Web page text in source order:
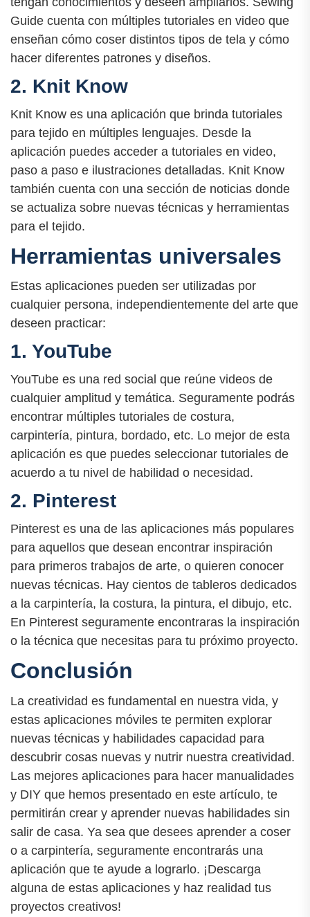
Guide cuenta con múltiples tutoriales en video que
enseñan cómo coser distintos tipos de tela y cómo
hacer diferentes patrones y diseños.
2. Knit Know
Knit Know es una aplicación que brinda tutoriales
para tejido en múltiples lenguajes. Desde la
aplicación puedes acceder a tutoriales en video,
paso a paso e ilustraciones detalladas. Knit Know
también cuenta con una sección de noticias donde
se actualiza sobre nuevas técnicas y herramientas
para el tejido.
Herramientas universales
Estas aplicaciones pueden ser utilizadas por
cualquier persona, independientemente del arte que
deseen practicar:
1. YouTube
YouTube es una red social que reúne videos de
cualquier amplitud y temática. Seguramente podrás
encontrar múltiples tutoriales de costura,
carpintería, pintura, bordado, etc. Lo mejor de esta
aplicación es que puedes seleccionar tutoriales de
acuerdo a tu nivel de habilidad o necesidad.
2. Pinterest
Pinterest es una de las aplicaciones más populares
para aquellos que desean encontrar inspiración
para primeros trabajos de arte, o quieren conocer
nuevas técnicas. Hay cientos de tableros dedicados
a la carpintería, la costura, la pintura, el dibujo, etc.
En Pinterest seguramente encontraras la inspiración
o la técnica que necesitas para tu próximo proyecto.
Conclusión
La creatividad es fundamental en nuestra vida, y
estas aplicaciones móviles te permiten explorar
nuevas técnicas y habilidades capacidad para
descubrir cosas nuevas y nutrir nuestra creatividad.
Las mejores aplicaciones para hacer manualidades
y DIY que hemos presentado en este artículo, te
permitirán crear y aprender nuevas habilidades sin
salir de casa. Ya sea que desees aprender a coser
o a carpintería, seguramente encontrarás una
aplicación que te ayude a lograrlo. ¡Descarga
alguna de estas aplicaciones y haz realidad tus
proyectos creativos!